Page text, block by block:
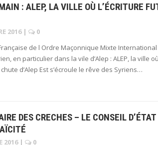
: ALEP, LA VILLE OÙ L’ÉCRITURE
2016 |
0
de l Ordre Maçonnique Mixte International
en particulier dans la vile d’Alep : ALEP, la ville où
d’Alep Est s’écroule le rêve des Syriens…
DES CRECHES – LE CONSEIL D’ÉTAT
2016 |
0